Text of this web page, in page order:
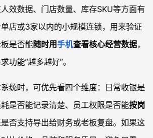
效数据、门店数量、库存SKU等方面有
店或3家以内的小规模连锁，用来验证
是否能随时用手机查看核心经营数据，
功能“越多越好”。
统时，可优先看四个维度：日常收银是
是否能记录清楚、员工权限是否能按岗
否支持导出给财务或老板复盘。如果这